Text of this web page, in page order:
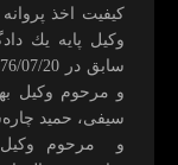
وكيل پايه يك
و مرحوم وکیل
سيفی، حميد
و مرحوم وکیل